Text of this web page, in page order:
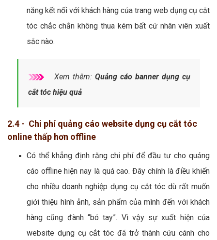
năng kết nối với khách hàng của trang web dụng cụ cắt
tóc chắc chắn không thua kém bất cứ nhân viên xuất
sắc nào.
Xem thêm: Quảng cáo banner dụng cụ
cắt tóc hiệu quả
2.4 - Chi phí quảng cáo website dụng cụ cắt tóc
online thấp hơn offline
Có thể khẳng định rằng chi phí để đầu tư cho quảng
cáo offline hiện nay là quá cao. Đây chính là điều khiến
cho nhiều doanh nghiệp dụng cụ cắt tóc dù rất muốn
giới thiệu hình ảnh, sản phẩm của mình đến với khách
hàng cũng đành “bó tay”. Vì vậy sự xuất hiện của
website dụng cụ cắt tóc đã trở thành cứu cánh cho